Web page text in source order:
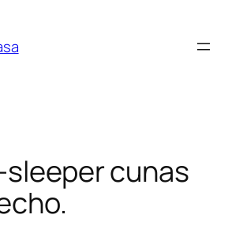
sleeper cunas